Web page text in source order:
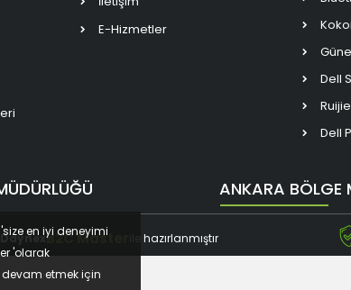
E-Hizmetler
Dell
Dell
ANKARA BÖLGE
DaynexB2C Master ile hazırlanmıştır
en iyi deneyimi
'olarak
etmek için